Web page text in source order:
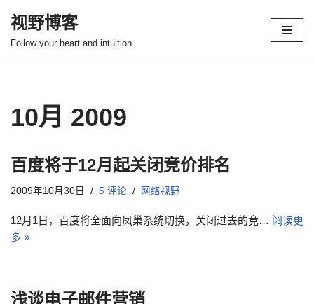
跳
视野博客
Follow your heart and intuition
10月 2009
百度将于12月起关闭竞价排名
2009年10月30日 5 评论 网络视野
12月1日，百度将全面向凤巢系统切换，关闭过去的竞… 阅读更
多 »
浅谈电子邮件营销